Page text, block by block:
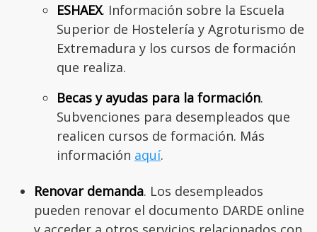
ESHAEX. Información sobre la Escuela
Superior de Hostelería y Agroturismo de
Extremadura y los cursos de formación
que realiza.
Becas y ayudas para la formación.
Subvenciones para desempleados que
realicen cursos de formación. Más
información aquí.
Renovar demanda. Los desempleados
pueden renovar el documento DARDE online